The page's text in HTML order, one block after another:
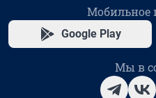
Мобильное
Google Play
Мы в